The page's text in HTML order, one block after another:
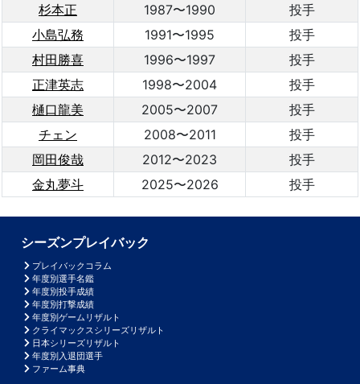
杉本正
1987〜1990
投手
小島弘務
1991〜1995
投手
村田勝喜
1996〜1997
投手
正津英志
1998〜2004
投手
樋口龍美
2005〜2007
投手
チェン
2008〜2011
投手
岡田俊哉
2012〜2023
投手
金丸夢斗
2025〜2026 投手
シーズンプレイバック
プレイバックコラム
年度別選手名鑑
年度別投手成績
年度別打撃成績
年度別ゲームリザルト
クライマックスシリーズリザルト
日本シリーズリザルト
年度別入退団選手
ファーム事典